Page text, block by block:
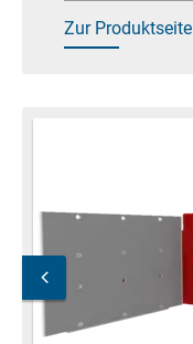
Zur Produktseite